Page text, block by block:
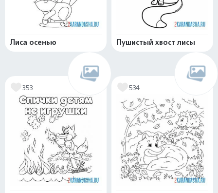
Лиса осенью Пушистый хвост лисы
353 534